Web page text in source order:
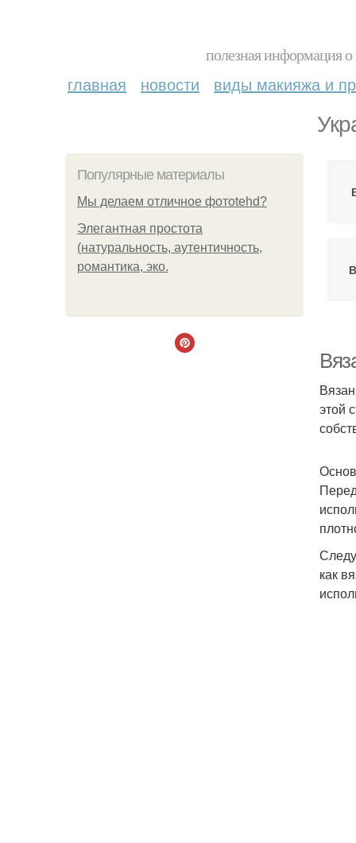
полезная информация
главная новости виды макияжа и
Популярные материалы
Мы делаем отличное фотоtehd?
Элегантная простота
(натуральность, аутентичность,
романтика, эко.
этой
как